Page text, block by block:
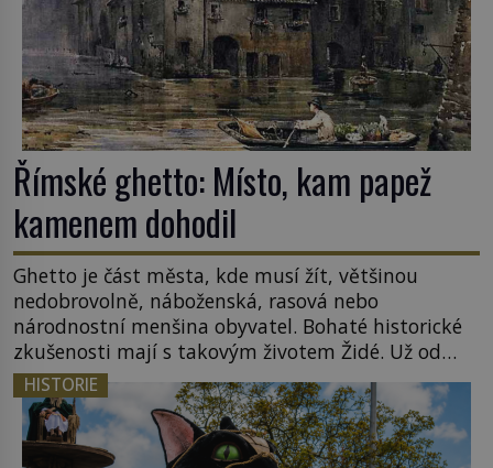
Římské ghetto: Místo, kam papež
kamenem dohodil
Ghetto je část města, kde musí žít, většinou
nedobrovolně, náboženská, rasová nebo
národnostní menšina obyvatel. Bohaté historické
zkušenosti mají s takovým životem Židé. Už od
středověku jsou totiž v každou chvíli nuceni v
nějakém žít. Mezi ty nejslavnější patří i římské
ghetto založené v roce 1555. Pokud jde o vztah
k Židům, nemá se Řím čím chlubit. […]
HISTORIE